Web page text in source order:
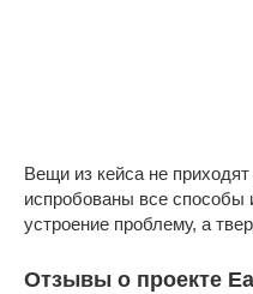
Вещи из кейса не
испробованы все способы
устроение проблему, а
Отзывы о проекте